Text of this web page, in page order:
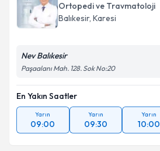
Ortopedi ve Travmatoloji
Balıkesir, Karesi
Nev Balıkesir
Paşaalanı Mah. 128. Sok No:20
En Yakın Saatler
Yarın
09:00
Yarın
09:30
Yarın
10:00